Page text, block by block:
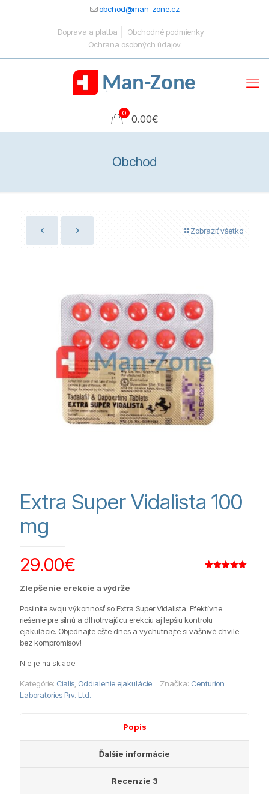
obchod@man-zone.cz
Doprava a platba
Obchodné podmienky
Ochrana osobných údajov
0 0.00€
Obchod
Zobraziť všetko
Extra Super Vidalista 100
mg
recenzií
29.00€
Zlepšenie erekcie a výdrže
Posilnite svoju výkonnosť so Extra Super Vidalista. Efektívne
riešenie pre silnú a dlhotrvajúcu erekciu aj lepšiu kontrolu
ejakulácie. Objednajte ešte dnes a vychutnajte si vášnivé chvíle
bez kompromisov!
Nie je na sklade
Kategórie: Cialis Oddialenie ejakulácie Značka: Centurion
Laboratories Prv. Ltd.
Popis
Ďalšie informácie
Recenzie 3